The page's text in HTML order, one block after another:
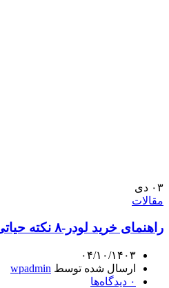
۰۳ دی
مقالات
راهنمای خرید لودر-۸ نکته حیاتی
۰۴/۱۰/۱۴۰۳
ارسال شده توسط wpadmin
۰ دیدگاه‌ها